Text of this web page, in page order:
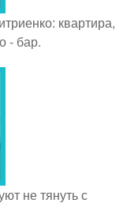
квартира,
- бар.
не тянуть с